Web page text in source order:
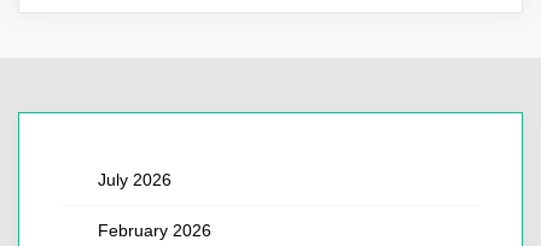
July 2026
February 2026